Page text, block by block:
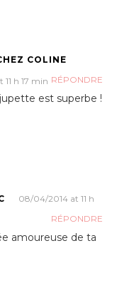
COLINE
h 17 min RÉPONDRE
est superbe !
08/04/2014 at 11 h
RÉPONDRE
amoureuse de ta